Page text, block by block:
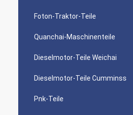
Foton-Traktor-Teile
Quanchai-Maschinenteile
Dieselmotor-Teile Weichai
Dieselmotor-Teile Cumminss
Pnk-Teile